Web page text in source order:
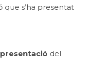
que s’ha presentat
del